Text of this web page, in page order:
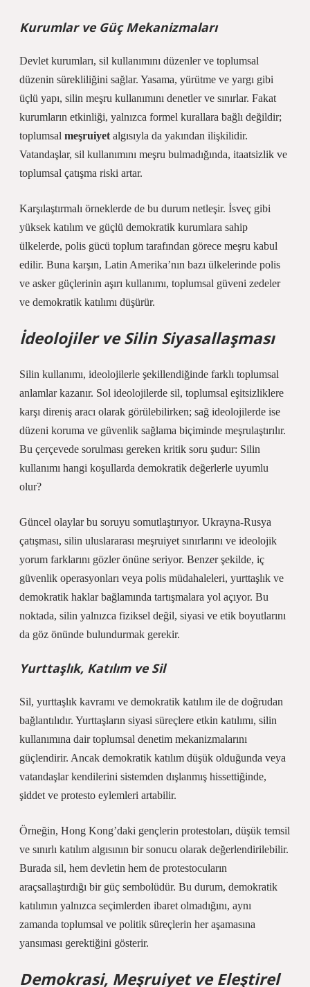
Kurumlar ve Güç Mekanizmaları
Devlet kurumları, sil kullanımını düzenler ve toplumsal
düzenin sürekliliğini sağlar. Yasama, yürütme ve yargı gibi
üçlü yapı, silin meşru kullanımını denetler ve sınırlar. Fakat
kurumların etkinliği, yalnızca formel kurallara bağlı değildir;
toplumsal meşruiyet algısıyla da yakından ilişkilidir.
Vatandaşlar, sil kullanımını meşru bulmadığında, itaatsizlik ve
toplumsal çatışma riski artar.
Karşılaştırmalı örneklerde de bu durum netleşir. İsveç gibi
yüksek katılım ve güçlü demokratik kurumlara sahip
ülkelerde, polis gücü toplum tarafından görece meşru kabul
edilir. Buna karşın, Latin Amerika’nın bazı ülkelerinde polis
ve asker güçlerinin aşırı kullanımı, toplumsal güveni zedeler
ve demokratik katılımı düşürür.
İdeolojiler ve Silin Siyasallaşması
Silin kullanımı, ideolojilerle şekillendiğinde farklı toplumsal
anlamlar kazanır. Sol ideolojilerde sil, toplumsal eşitsizliklere
karşı direniş aracı olarak görülebilirken; sağ ideolojilerde ise
düzeni koruma ve güvenlik sağlama biçiminde meşrulaştırılır.
Bu çerçevede sorulması gereken kritik soru şudur: Silin
kullanımı hangi koşullarda demokratik değerlerle uyumlu
olur?
Güncel olaylar bu soruyu somutlaştırıyor. Ukrayna-Rusya
çatışması, silin uluslararası meşruiyet sınırlarını ve ideolojik
yorum farklarını gözler önüne seriyor. Benzer şekilde, iç
güvenlik operasyonları veya polis müdahaleleri, yurttaşlık ve
demokratik haklar bağlamında tartışmalara yol açıyor. Bu
noktada, silin yalnızca fiziksel değil, siyasi ve etik boyutlarını
da göz önünde bulundurmak gerekir.
Yurttaşlık, Katılımve Sil
Sil, yurttaşlık kavramı ve demokratik katılım ile de doğrudan
bağlantılıdır. Yurttaşların siyasi süreçlere etkin katılımı, silin
kullanımına dair toplumsal denetim mekanizmalarını
güçlendirir. Ancak demokratik katılım düşük olduğunda veya
vatandaşlar kendilerini sistemden dışlanmış hissettiğinde,
şiddet ve protesto eylemleri artabilir.
Örneğin, Hong Kong’daki gençlerin protestoları, düşük temsil
ve sınırlı katılım algısının bir sonucu olarak değerlendirilebilir.
Burada sil, hem devletin hem de protestocuların
araçsallaştırdığı bir güç sembolüdür. Bu durum, demokratik
katılımın yalnızca seçimlerden ibaret olmadığını, aynı
zamanda toplumsal ve politik süreçlerin her aşamasına
yansıması gerektiğini gösterir.
Demokrasi, Meşruiyet ve Eleştirel